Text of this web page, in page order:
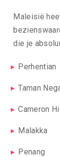
Maleisië
die je
Perhentian
Taman
Cameron
Malakka
Penang